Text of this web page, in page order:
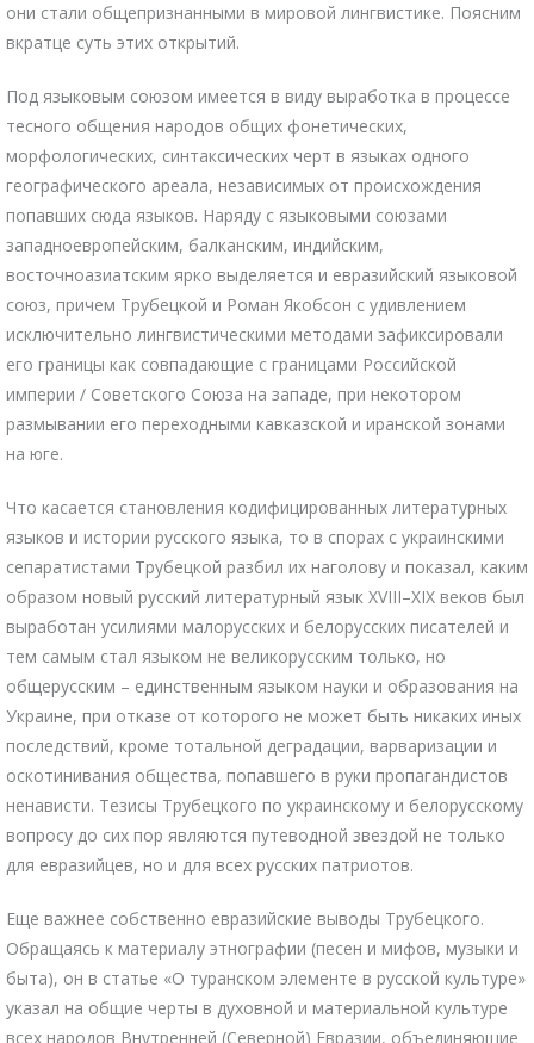
они стали общепризнанными в мировой лингвистике. Поясним
вкратце суть этих открытий.
Под языковым союзом имеется в виду выработка в процессе
тесного общения народов общих фонетических,
морфологических, синтаксических черт в языках одного
географического ареала, независимых от происхождения
попавших сюда языков. Наряду с языковыми союзами
западноевропейским, балканским, индийским,
восточноазиатским ярко выделяется и евразийский языковой
союз, причем Трубецкой и Роман Якобсон с удивлением
исключительно лингвистическими методами зафиксировали
его границы как совпадающие с границами Российской
империи / Советского Союза на западе, при некотором
размывании его переходными кавказской и иранской зонами
на юге.
Что касается становления кодифицированных литературных
языков и истории русского языка, то в спорах с украинскими
сепаратистами Трубецкой разбил их наголову и показал, каким
образом новый русский литературный язык XVIII–XIX веков был
выработан усилиями малорусских и белорусских писателей и
тем самым стал языком не великорусским только, но
общерусским – единственным языком науки и образования на
Украине, при отказе от которого не может быть никаких иных
последствий, кроме тотальной деградации, варваризации и
оскотинивания общества, попавшего в руки пропагандистов
ненависти. Тезисы Трубецкого по украинскому и белорусскому
вопросу до сих пор являются путеводной звездой не только
для евразийцев, но и для всех русских патриотов.
Еще важнее собственно евразийские выводы Трубецкого.
Обращаясь к материалу этнографии (песен и мифов, музыки и
быта), он в статье «О туранском элементе в русской культуре»
указал на общие черты в духовной и материальной культуре
всех народов Внутренней (Северной) Евразии, объединяющие